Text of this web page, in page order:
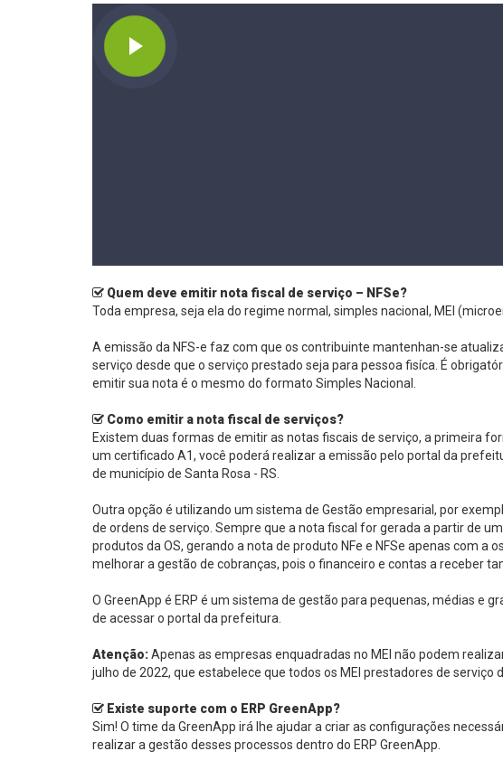
Quem deve emitir nota fiscal de serviço – NFSe?
Toda empresa, seja ela do regime normal, simples nacional, MEI
A emissão da NFS-e faz com que os contribuinte mantenhan-se
serviço desde que o serviço prestado seja para pessoa fisíca. É
emitir sua nota é o mesmo do formato Simples Nacional.
Como emitir a nota fiscal de serviços?
Existem duas formas de emitir as notas fiscais de serviço, a primeira
um certificado A1, você poderá realizar a emissão pelo portal da
de município de Santa Rosa - RS.
Outra opção é utilizando um sistema de Gestão empresarial, por
de ordens de serviço. Sempre que a nota fiscal for gerada a partir de
produtos da OS, gerando a nota de produto NFe e NFSe apenas com
melhorar a gestão de cobranças, pois o financeiro e contas a receber
O GreenApp é ERP é um sistema de gestão para pequenas, médias e
de acessar o portal da prefeitura.
Atenção:Apenas as empresas enquadradas no MEI não podem
julho de 2022, que estabelece que todos os MEI prestadores de
Existe suporte com o ERP GreenApp?
Sim! O time da GreenApp irá lhe ajudar a criar as configurações
realizar a gestão desses processos dentro do ERP GreenApp.